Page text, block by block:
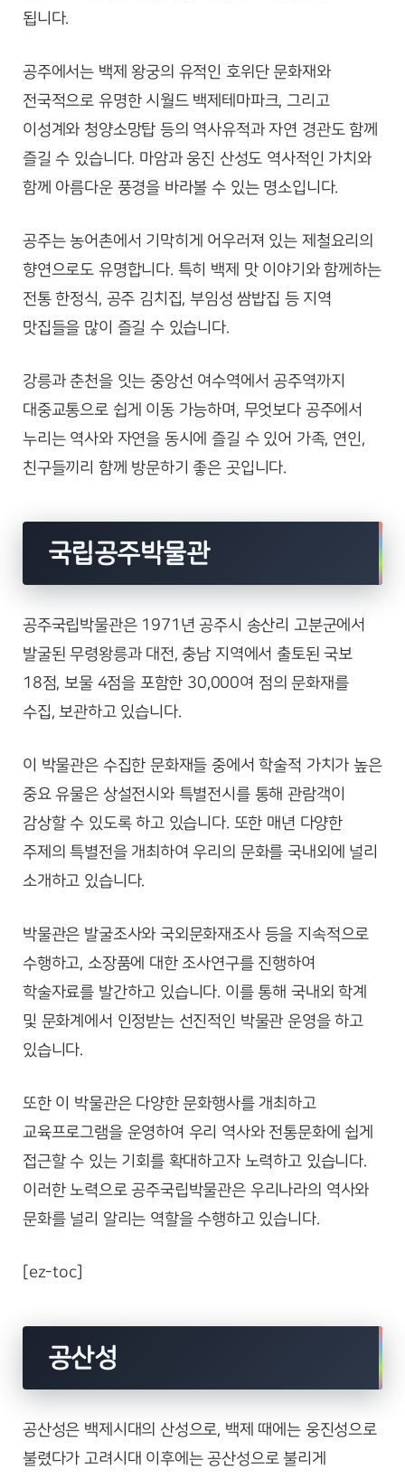
됩니다.
공주에서는 백제 왕궁의 유적인 호위단 문화재와
전국적으로 유명한 시월드 백제테마파크, 그리고
이성계와 청양소망탑 등의 역사유적과 자연 경관도 함께
즐길 수 있습니다. 마암과 웅진 산성도 역사적인 가치와
함께 아름다운 풍경을 바라볼 수 있는 명소입니다.
공주는 농어촌에서 기막히게 어우러져 있는 제철요리의
향연으로도 유명합니다. 특히 백제 맛 이야기와 함께하는
전통 한정식, 공주 김치집, 부임성 쌈밥집 등 지역
맛집들을 많이 즐길 수 있습니다.
강릉과 춘천을 잇는 중앙선 여수역에서 공주역까지
대중교통으로 쉽게 이동 가능하며, 무엇보다 공주에서
누리는 역사와 자연을 동시에 즐길 수 있어 가족, 연인,
친구들끼리 함께 방문하기 좋은 곳입니다.
국립공주박물관
공주국립박물관은 1971년 공주시 송산리 고분군에서
발굴된 무령왕릉과 대전, 충남 지역에서 출토된 국보
18점, 보물 4점을 포함한 30,000여 점의 문화재를
수집, 보관하고 있습니다.
이 박물관은 수집한 문화재들 중에서 학술적 가치가 높은
중요 유물은 상설전시와 특별전시를 통해 관람객이
감상할 수 있도록 하고 있습니다. 또한 매년 다양한
주제의 특별전을 개최하여 우리의 문화를 국내외에 널리
소개하고 있습니다.
박물관은 발굴조사와 국외문화재조사 등을 지속적으로
수행하고, 소장품에 대한 조사연구를 진행하여
학술자료를 발간하고 있습니다. 이를 통해 국내외 학계
및 문화계에서 인정받는 선진적인 박물관 운영을 하고
있습니다.
또한 이 박물관은 다양한 문화행사를 개최하고
교육프로그램을 운영하여 우리 역사와 전통문화에 쉽게
접근할 수 있는 기회를 확대하고자 노력하고 있습니다.
이러한 노력으로 공주국립박물관은 우리나라의 역사와
문화를 널리 알리는 역할을 수행하고 있습니다.
[ez-toc]
공산성
공산성은 백제시대의 산성으로, 백제 때에는 웅진성으로
불렸다가 고려시대 이후에는 공산성으로 불리게